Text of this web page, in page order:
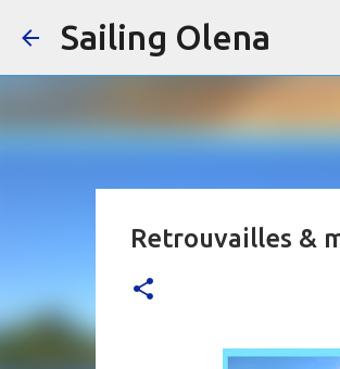
Sailing Olena
Retrouvailles &